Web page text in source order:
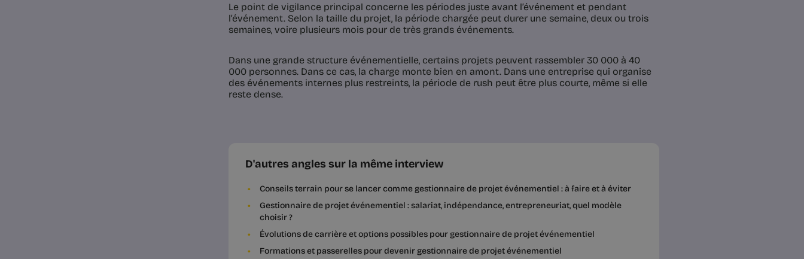
Le point de vigilance principal concerne les périodes juste avant l’événement et pendant
l’événement. Selon la taille du projet, la période chargée peut durer une semaine, deux ou trois
semaines, voire plusieurs mois pour de très grands événements.
Dans une grande structure événementielle, certains projets peuvent rassembler 30 000 à 40
000 personnes. Dans ce cas, la charge monte bien en amont. Dans une entreprise qui organise
des événements internes plus restreints, la période de rush peut être plus courte, même si elle
reste dense.
D'autres angles sur la même interview
Conseils terrain pour se lancer comme gestionnaire de projet événementiel : à faire et à éviter
Gestionnaire de projet événementiel : salariat, indépendance, entrepreneuriat, quel modèle
choisir ?
Évolutions de carrière et options possibles pour gestionnaire de projet événementiel
Formations et passerelles pour devenir gestionnaire de projet événementiel